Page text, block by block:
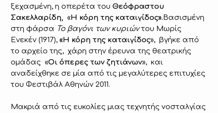
ξεχασμένη, η οπερέτα τουΘεόφραστου
Σακελλαρίδη, «Η κόρη της καταιγίδος». Βασισμένη
στη φάρσα Το βαγόνι των κυριώντου Μωρίς
Ενεκέν (1917),«Η κόρη της καταιγίδος», βγήκε από
το αρχείο της, χάρη στην έρευνα της θεατρικής
ομάδας «Οι όπερες των ζητιάνων», και
αναδείχθηκε σε μία από τις μεγαλύτερες επιτυχίες
του Φεστιβάλ Αθηνών 2011.
Μακριά από τις ευκολίες μιας τεχνητής νοσταλγίας